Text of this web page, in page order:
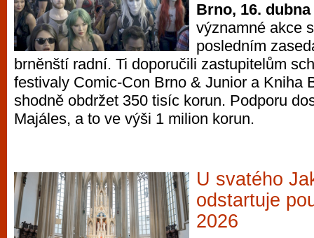
Brno, 16. dubna
významné akce
posledním
brněnští radní. Ti doporučili zastupitelům
festivaly Comic-Con Brno & Junior a Kniha
shodně obdržet 350 tisíc korun. Podporu
Majáles, a to ve výši 1 milion korun.
U svatého
odstartuje
2026